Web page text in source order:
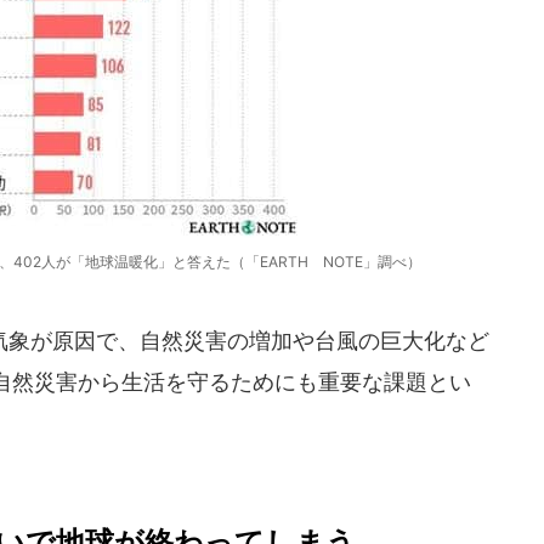
402人が「地球温暖化」と答えた（「EARTH NOTE」調べ）
が原因で、自然災害の増加や台風の巨大化など
災害から生活を守るためにも重要な課題とい